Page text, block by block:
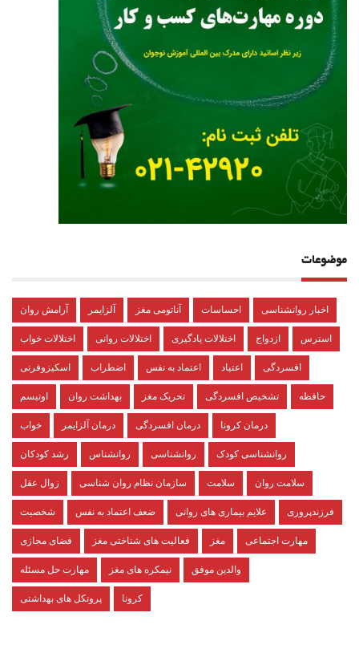
موضوعات
آرامش روان آلزایمر آناتومی مغز احساسات اخبار روانشناسی
اختلالات خواب اختلالات روانی اختلالات یادگیری ازدواج استرس
اسکیزوفرنی اضطراب اعتماد به نفس اعتیاد افسردگی
اوتیسم بهداشت روان تحریک مغز تشخیص افسردگی حافظه
خواب درمان آلزایمر درمان افسردگی درمان کرونا
رشد کودکان روانشناس روانشناسی روانشناسی کودک
زوال عقل سازمان نظام روان شناسی سلامت سلامت روان
شخصیت ضعف اعتماد به نفس علایم بیماری های روانی فرزندپروری
فضای مجازی فعالیت های شناختی مغز مغز مهارت اجتماعی
مهارت حل مسئله نیمکره های مغز والدین موفق
پروتکل های بهداشتی کرونا